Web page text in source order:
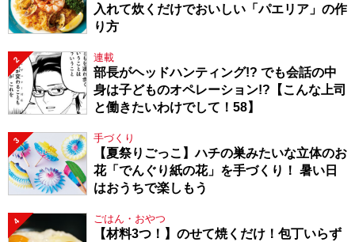
入れて炊くだけでおいしい「パエリア」の作
り方
2 連載
部長がヘッドハンティング!? でも会話の中
身は子どものオペレーション!?【こんな上司
と働きたいわけでして！58】
3 手づくり
【夏祭りごっこ】ハチの巣みたいな立体のお
花「でんぐり紙の花」を手づくり！ 暑い日
はおうちで楽しもう
4 ごはん・おやつ
【材料3つ！】のせて焼くだけ！包丁いらず